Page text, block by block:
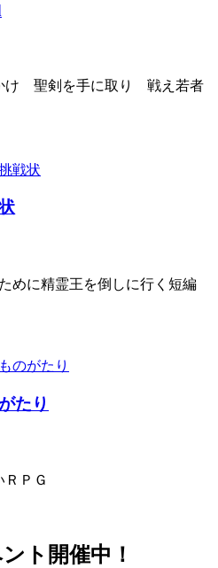
け 聖剣を手に取り 戦え若者
めに精霊王を倒しに行く短編
たり
ＲＰＧ
ト開催中！